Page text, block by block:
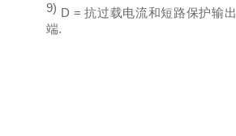
9) D = 抗过载电流和短路保护输出
端.